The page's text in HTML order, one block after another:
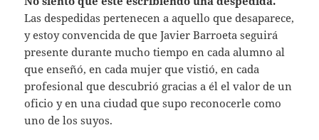
Las despedidas pertenecen a aquello que desaparece,
y estoy convencida de que Javier Barroeta seguirá
presente durante mucho tiempo en cada alumno al
que enseñó, en cada mujer que vistió, en cada
profesional que descubrió gracias a él el valor de un
oficio y en una ciudad que supo reconocerle como
uno de los suyos.